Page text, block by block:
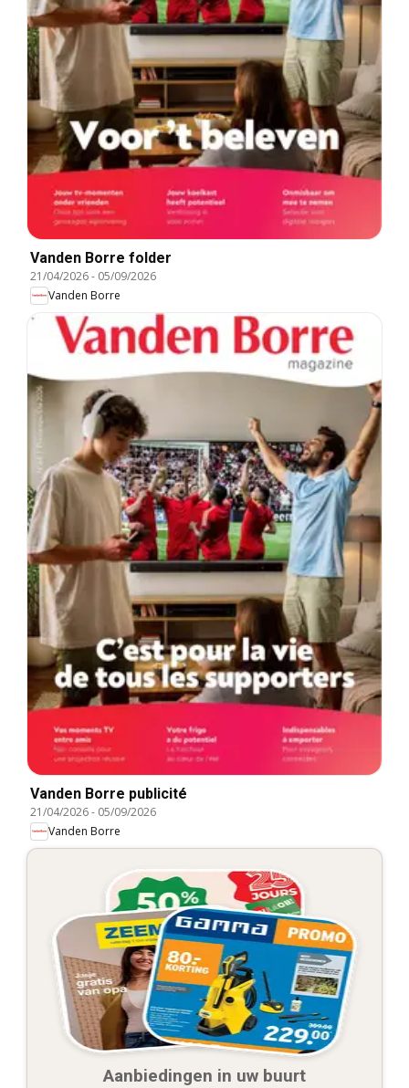
Vanden Borre folder
21/04/2026- 05/09/2026
Vanden Borre
Vanden Borre publicité
21/04/2026- 05/09/2026
Vanden Borre
Aanbiedingen in uw buurt